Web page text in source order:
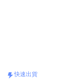
快速出貨